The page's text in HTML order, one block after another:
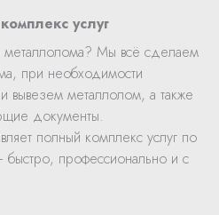
услуг
Мы всё сделаем
при необходимости
вывезем металлолом, а также
документы.
полный комплекс услуг по
профессионально и с